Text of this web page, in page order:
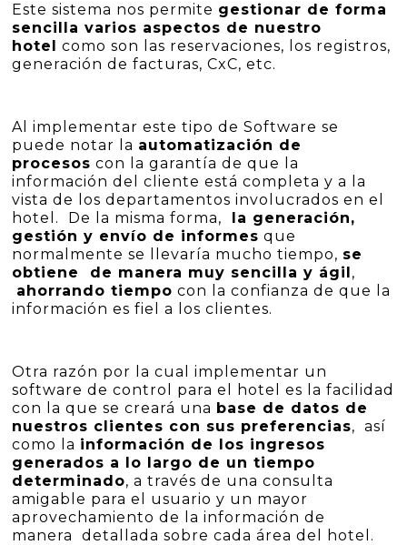
Este sistema nos permite gestionar de forma
sencilla varios aspectos de nuestro
hotel como son las reservaciones, los registros,
generación de facturas, CxC, etc.
Al implementar este tipo de Software se
puede notar la automatización de
procesos con la garantía de que la
información del cliente está completa y a la
vista de los departamentos involucrados en el
hotel. De la misma forma,
la generación,
gestión y envío de informes que
normalmente se llevaría mucho tiempo, se
obtiene de manera muy sencilla y ágil,
ahorrando tiempo con la confianza de que la
información es fiel a los clientes.
Otra razón por la cual implementar un
software de control para el hotel es la facilidad
con la que se creará una base de datos de
nuestros clientes con sus preferencias, así
como la información de los ingresos
generados a lo largo de un tiempo
determinado, a través de una consulta
amigable para el usuario y un mayor
aprovechamiento de la información de
manera detallada sobre cada área del hotel.